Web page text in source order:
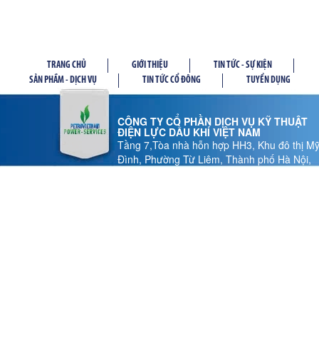
TRANG CHỦ GIỚI THIỆU
TIN TỨC - SỰ KIỆN
SẢN PHẦM - DỊCH VỤ
TIN TỨC CỔ ĐÔNG TUYỂN DỤNG
CÔNG TY CỔ PHẦN DỊCH VỤ KỸ THUẬT
ĐIỆN LỰC DẦU KHÍ VIỆT NAM
Tầng 7,Tòa nhà hỗn hợp HH3, Khu đô thị Mỹ
Đình, Phường Từ Liêm, Thành phố Hà Nội,